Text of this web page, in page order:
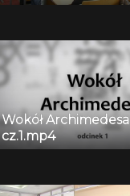
Wokół Archimedesa
cz.1.mp4